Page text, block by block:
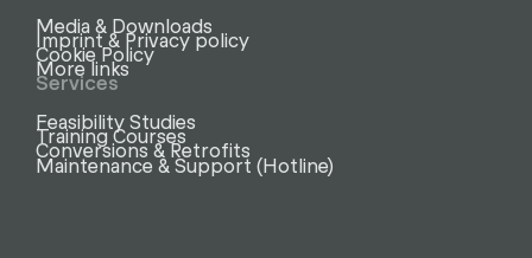
Media & Downloads
Imprint & Privacy policy
Cookie Policy
More links
Services
Feasibility Studies
Training Courses
Conversions & Retrofits
Maintenance & Support (Hotline)